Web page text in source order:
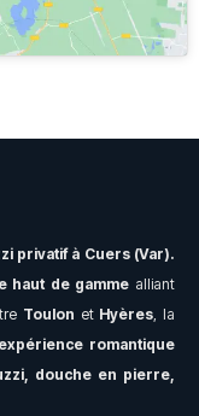
privatif à Cuers (Var).
haut de gammealliant
Toulon et Hyères, la
expérience romantique
douche en pierre,